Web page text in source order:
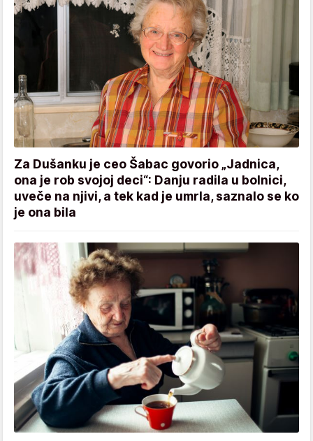
Za Dušanku je ceo Šabac govorio „Jadnica,
ona je rob svojoj deci“: Danju radila u bolnici,
uveče na njivi, a tek kad je umrla, saznalo se ko
je ona bila